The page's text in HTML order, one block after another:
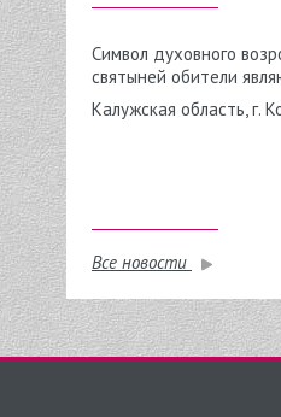
Символ духовного
святыней обители
Калужская область, г.
Все новости